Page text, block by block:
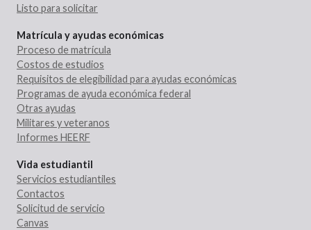
Listo para solicitar
Matrícula y ayudas económicas
Proceso de matrícula
Costos de estudios
Requisitos de elegibilidad para ayudas económicas
Programas de ayuda económica federal
Otras ayudas
Militares y veteranos
Informes HEERF
Vida estudiantil
Servicios estudiantiles
Contactos
Solicitud de servicio
Canvas